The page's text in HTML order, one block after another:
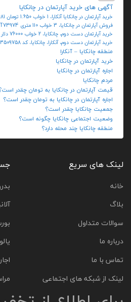
آگهی های خرید آپارتمان در چانکایا
خرید آپارتمان در چانکایا آنکارا، 1 خواب 1.650 تومان ST73981
فروش آپارتمان در چانکایا، 3 خواب 110 متری ST73974
خرید آپارتمان دست دوم، چانکایا، 2 خواب 76000 دلار ST73972
خرید آپارتمان دست دوم، آنکارا، چانکایا، کد SZ3509758
منطقه چانکایا – آنکارا
خرید آپارتمان در چانکایا
اجاره آپارتمان در چانکایا
مردم چانکایا
قیمت آپارتمان در چانکایا به تومان چقدر
اجاره آپارتمان در چانکایا به تومان چقدر است؟
جمعیت چانکایا چقدر است؟
وضعیت اجتماعی چانکایا چگونه است؟
منطقه چانکایا چند محله دارد؟
لینک های سریع
خانه
بلاگ
سوالات متداول
درباره ما
تماس با ما
لینک از شبکه های اجتماعی